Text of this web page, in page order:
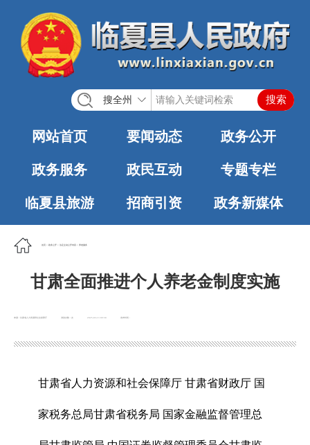
搜全州
网站首页 要闻动态 政务公开
政务服务 政民互动 专题专栏
临夏县旅游 招商引资 政务新媒体
首页 政务公开 法定主动公开内容 养老服务
甘肃全面推进个人养老金制度实施
来源：甘肃省人力资源和社会保障厅 浏览次数： 发布时间：
2025-03-13 09:30
甘肃省人力资源和社会保障厅 甘肃省财政厅 国
家税务总局甘肃省税务局 国家金融监督管理总